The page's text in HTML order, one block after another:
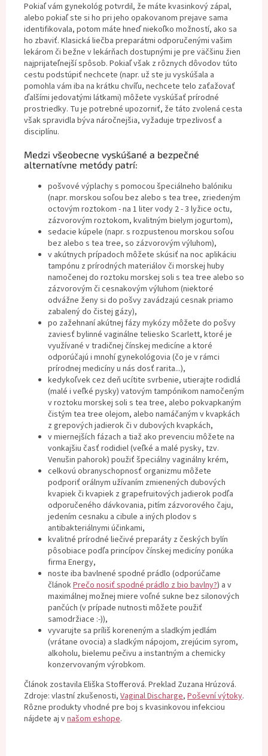
Pokiaľ vám gynekológ potvrdil, že máte kvasinkový zápal,
alebo pokiaľ ste si ho pri jeho opakovanom prejave sama
identifikovala, potom máte hneď niekoľko možností, ako sa
ho zbaviť. Klasická liečba preparátmi odporučenými vašim
lekárom či bežne v lekárňach dostupnými je pre väčšinu žien
najprijateľnejší spôsob. Pokiaľ však z rôznych dôvodov túto
cestu podstúpiť nechcete (napr. už ste ju vyskúšala a
pomohla vám iba na krátku chvíľu, nechcete telo zaťažovať
ďalšími jedovatými látkami) môžete vyskúšať prírodné
prostriedky. Tu je potrebné upozorniť, že táto zvolená cesta
však spravidla býva náročnejšia, vyžaduje trpezlivosť a
disciplínu.
Medzi všeobecne vyskúšané a bezpečné
alternatívne metódy patrí:
pošvové výplachy s pomocou špeciálneho balóniku
(napr. morskou soľou bez alebo s tea tree, zriedeným
octovým roztokom - na 1 liter vody 2 - 3 lyžice octu,
zázvorovým roztokom, kvalitným bielym jogurtom),
sedacie kúpele (napr. s rozpustenou morskou soľou
bez alebo s tea tree, so zázvorovým výluhom),
v akútnych prípadoch môžete skúsiť na noc aplikáciu
tampónu z prírodných materiálov či morskej huby
namočenej do roztoku morskej soli s tea tree alebo so
zázvorovým či cesnakovým výluhom (niektoré
odvážne ženy si do pošvy zavádzajú cesnak priamo
zabalený do čistej gázy),
po zažehnaní akútnej fázy mykózy môžete do pošvy
zaviesť bylinné vaginálne teliesko Scarlett, ktoré je
využívané v tradičnej čínskej medicíne a ktoré
odporúčajú i mnohí gynekológovia (čo je v rámci
prírodnej medicíny u nás dosť rarita...),
kedykoľvek cez deň ucítite svrbenie, utierajte rodidlá
(malé i veľké pysky) vatovým tampónikom namočeným
v roztoku morskej soli s tea tree, alebo pokvapkaným
čistým tea tree olejom, alebo namáčaným v kvapkách
z grepových jadierok či v dubových kvapkách,
v miernejších fázach a tiaž ako prevenciu môžete na
vonkajšiu časť rodidiel (veľké a malé pysky, tzv.
Venušin pahorok) použiť špeciálny vaginálny krém,
celkovú obranyschopnosť organizmu môžete
podporiť orálnym užívaním zmienených dubových
kvapiek či kvapiek z grapefruitových jadierok podľa
odporučeného dávkovania, pitím zázvorového čaju,
jedením cesnaku a cibule a iných plodov s
antibakteriálnymi účinkami,
kvalitné prírodné liečivé preparáty z českých bylín
pôsobiace podľa princípov čínskej medicíny ponúka
firma Energy,
noste iba bavlnené spodné prádlo (odporúčame
článokPrečo nosiť spodné prádlo z bio bavlny?) a v
maximálnej možnej miere voľné sukne bez silonových
pančúch (v prípade nutnosti môžete použiť
samodržiace :-)),
vyvarujte sa príliš koreneným a sladkým jedlám
(vrátane ovocia) a sladkým nápojom, zrejúcim syrom,
alkoholu, bielemu pečivu a instantným a chemicky
konzervovaným výrobkom.
Článok zostavila Eliška Stofferová. Preklad Zuzana Hrúzová.
Zdroje: vlastní zkušenosti, Vaginal Discharge, Poševní výtoky.
Rôzne produkty vhodné pre boj s kvasinkovou infekciou
nájdete aj vnašom eshope.